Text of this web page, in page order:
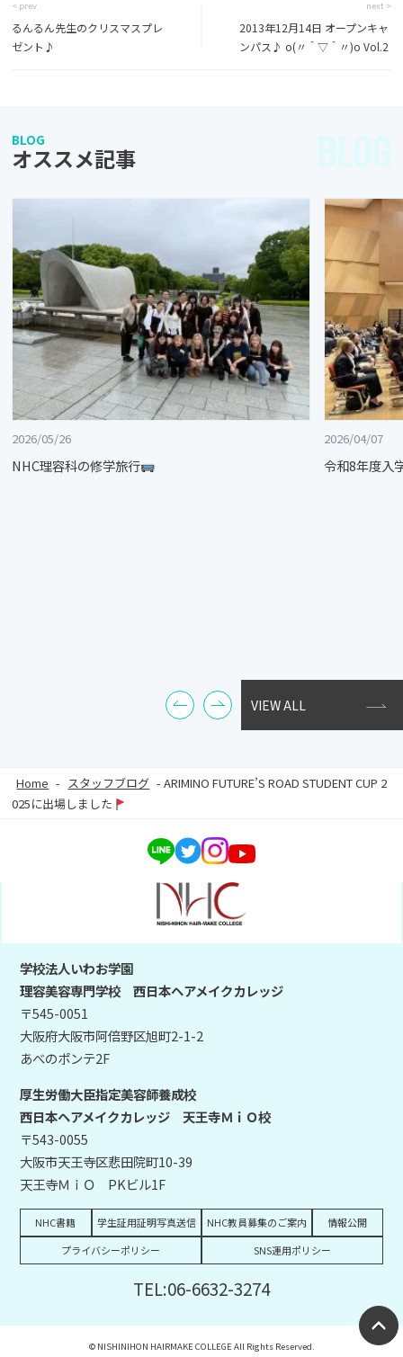
< prev
るんるん先生のクリスマスプレ
ゼント♪
next >
2013年12月14日 オープンキャ
ンパス♪ o(〃＾▽＾〃)o Vol.2
BLOG
オススメ記事
2026/05/26
NHC理容科の修学旅行
2026/04/07
令和8年度入
VIEW ALL
Home - スタッフブログ -ARIMINO FUTURE’S ROAD STUDENT CUP 2
025に出場しました
学校法人いわお学園
理容美容専門学校 西日本ヘアメイクカレッジ
〒545-0051
大阪府大阪市阿倍野区旭町2-1-2
あべのポンテ2F
厚生労働大臣指定美容師養成校
西日本ヘアメイクカレッジ 天王寺ＭｉＯ校
〒543-0055
大阪市天王寺区悲田院町10-39
天王寺ＭｉＯ PKビル1F
NHC書籍 学生証用証明写真送信 NHC教員募集のご案内
情報公開
プライバシーポリシー
SNS運用ポリシー
TEL:06-6632-3274
© NISHINIHON HAIRMAKE COLLEGE All Rights Reserved.